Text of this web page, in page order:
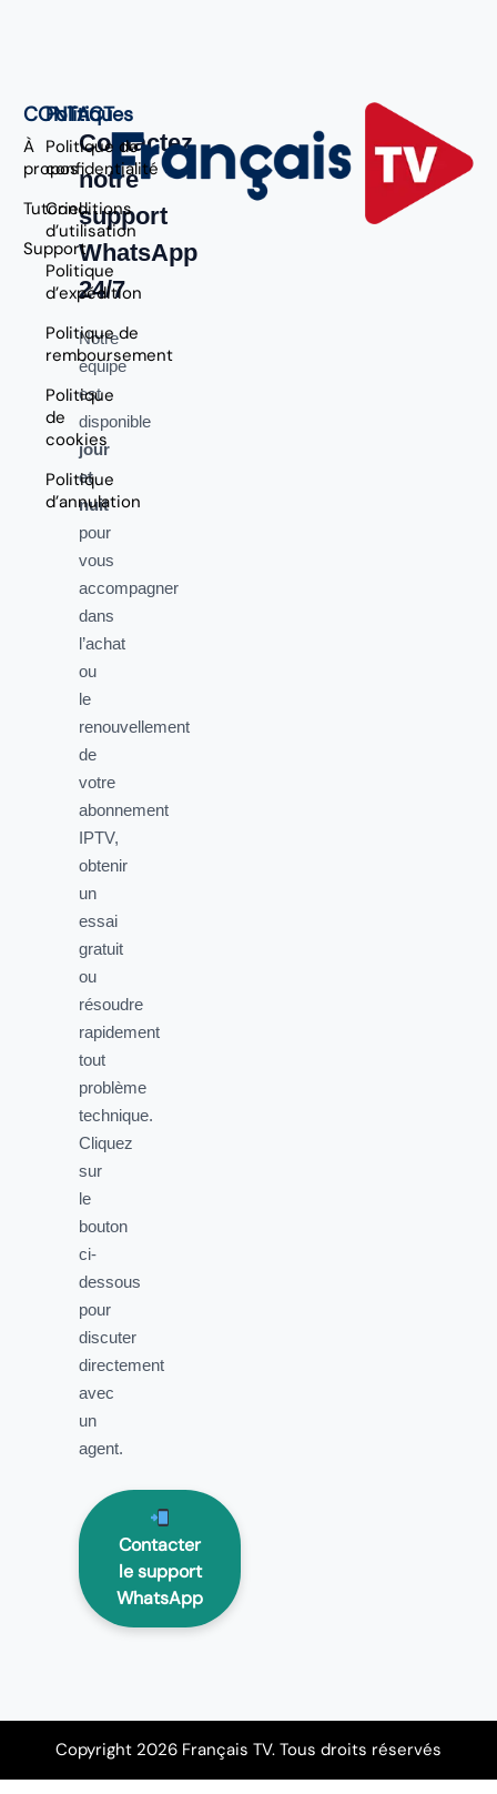
CONTACT
À
propos
Tutoriel
Support
Politiques
Politique de
confidentialité
Conditions
d’utilisation
Politique
d’expédition
Politique de
remboursement
Politique
de
cookies
Politique
d’annulation
Contactez
notre
support
WhatsApp
24/7
Notre
équipe
est
disponible
jour
et
nuit
pour
vous
accompagner
dans
l’achat
ou
le
renouvellement
de
votre
abonnement
IPTV,
obtenir
un
essai
gratuit
ou
résoudre
rapidement
tout
problème
technique.
Cliquez
sur
le
bouton
ci-
dessous
pour
discuter
directement
avec
un
agent.
Contacter
le support
WhatsApp
Copyright 2026 Français TV. Tous droits réservés